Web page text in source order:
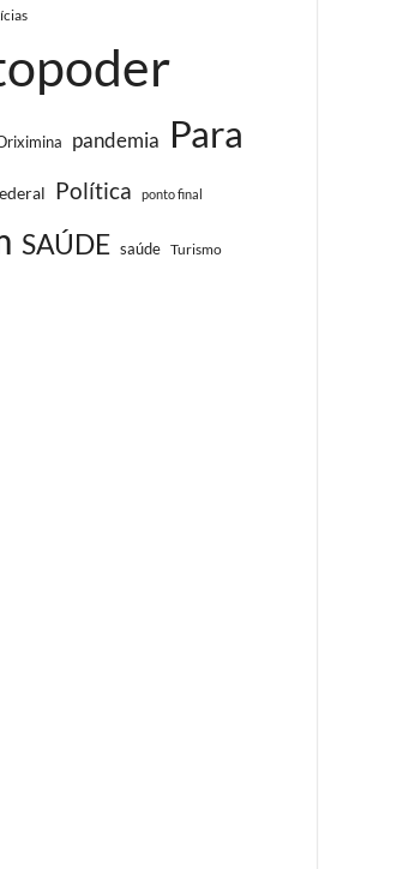
pandemia Para
Política ponto final
SAÚDE saúde Turismo